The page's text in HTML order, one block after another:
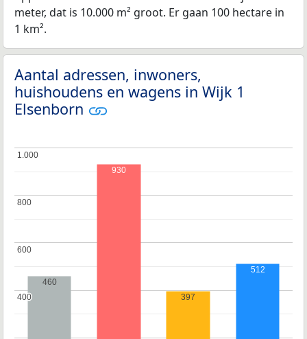
meter, dat is 10.000 m² groot. Er gaan 100 hectare in
1 km².
Aantal adressen, inwoners,
huishoudens en wagens in Wijk 1
Elsenborn
400
400
600
600
800
800
1.000
1.000
460
930
397
512